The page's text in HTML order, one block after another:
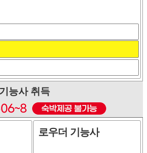
능사 취득
로우더 기능사